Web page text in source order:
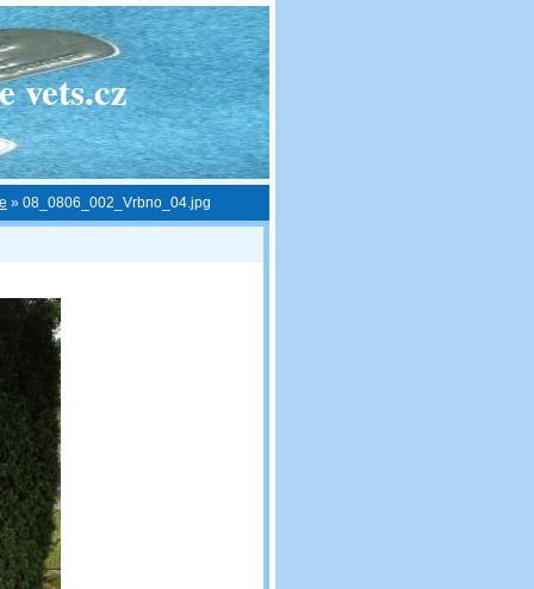
vets.cz
» 08_0806_002_Vrbno_04.jpg